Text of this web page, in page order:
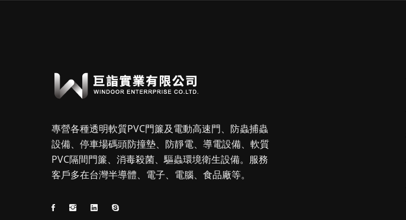
專營各種透明軟質PVC門簾及電動高速門、防蟲捕蟲
設備、停車場碼頭防撞墊、防靜電、導電設備、軟質
PVC隔間門簾、消毒殺菌、驅蟲環境衛生設備。服務
客戶多在台灣半導體、電子、電腦、食品廠等。